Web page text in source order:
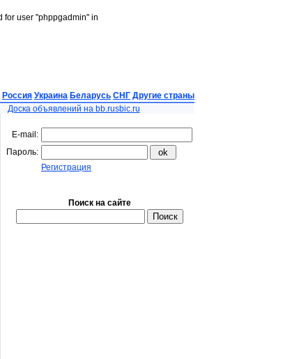
for user "phppgadmin" in
Россия Украина Беларусь СНГ Другие страны
Доска объявлений на bb.rusbic.ru
E-mail:
Пароль:
Регистрация
Поиск на сайте